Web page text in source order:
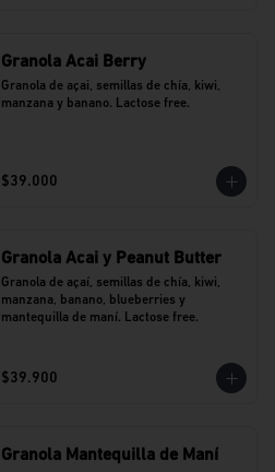
Granola Acai Berry
Granola de açai, semillas de chía, kiwi,
manzana y banano. Lactose free.
$39.000
Granola Acai y Peanut Butter
Granola de açaí, semillas de chía, kiwi,
manzana, banano, blueberries y
mantequilla de maní. Lactose free.
$39.900
Granola Mantequilla de Maní